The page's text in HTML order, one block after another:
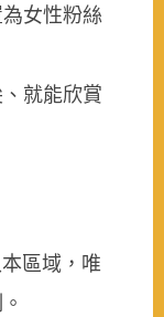
女性粉絲
就能欣賞
區域，唯